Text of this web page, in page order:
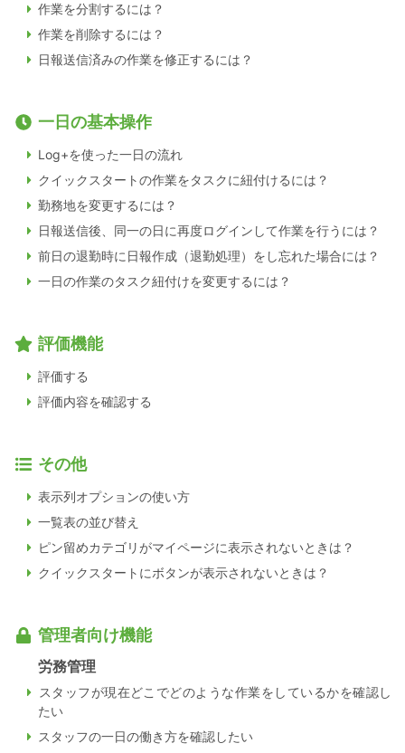
作業を分割するには？
作業を削除するには？
日報送信済みの作業を修正するには？
一日の基本操作
Log+を使った一日の流れ
クイックスタートの作業をタスクに紐付けるには？
勤務地を変更するには？
日報送信後、同一の日に再度ログインして作業を行うには？
前日の退勤時に日報作成（退勤処理）をし忘れた場合には？
一日の作業のタスク紐付けを変更するには？
評価機能
評価する
評価内容を確認する
その他
表示列オプションの使い方
一覧表の並び替え
ピン留めカテゴリがマイページに表示されないときは？
クイックスタートにボタンが表示されないときは？
管理者向け機能
労務管理
スタッフが現在どこでどのような作業をしているかを確認し
たい
スタッフの一日の働き方を確認したい